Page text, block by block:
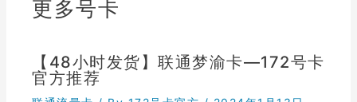
更多号卡
【48小时发货】联通梦渝卡—172号卡
官方推荐